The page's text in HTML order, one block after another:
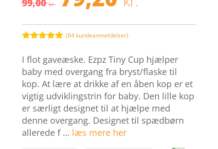
99,00kr. oprindelige
pris
var:
99,00 kr..
pris
er:
af 5
baseret på
kundebedøm
melser
(84 kundeanmeldelser)
I flot gaveæske. Ezpz Tiny Cup hjælper
baby med overgang fra bryst/flaske til
kop. At lære at drikke af en åben kop er et
vigtig udviklingstrin for baby. Den lille kop
er særligt designet til at hjælpe med
denne overgang. Designet til spædbørn
allerede f … læs mere her